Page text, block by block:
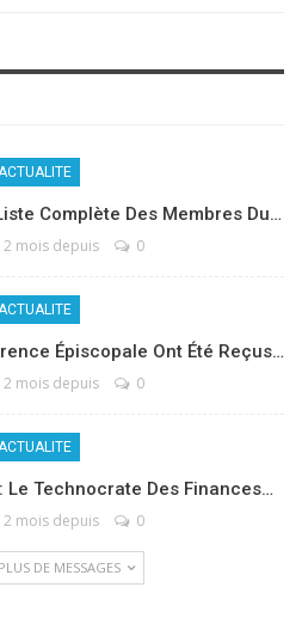
Complète Des Membres Du…
2 mois depuis 0
Épiscopale Ont Été Reçus…
2 mois depuis 0
Le Technocrate Des Finances…
2 mois depuis 0
DE MESSAGES